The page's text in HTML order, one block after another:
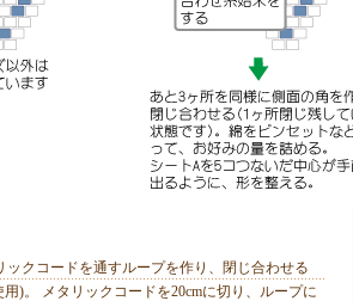
ックコードを通すループを作り、閉じ合わせる
)。 メタリックコードを20cmに切り、ループに